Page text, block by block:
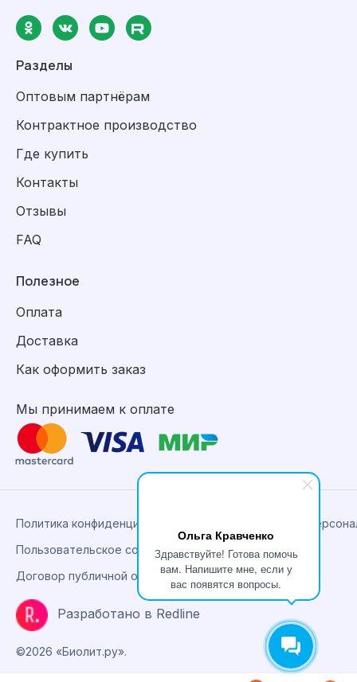
Ольга Кравченко
Здравствуйте! Готова помочь
вам. Напишите мне, если у
вас появятся вопросы.
Разделы
Оптовым партнёрам
Контрактное производство
Где купить
Контакты
Отзывы
FAQ
Полезное
Оплата
Доставка
Как оформить заказ
Мы принимаем к оплате
©2026 «Биолит.ру».
Разработано в Redline
Политика конфиденциальности, сбора и обработки
Пользовательское соглашение
Договор публичной оферты